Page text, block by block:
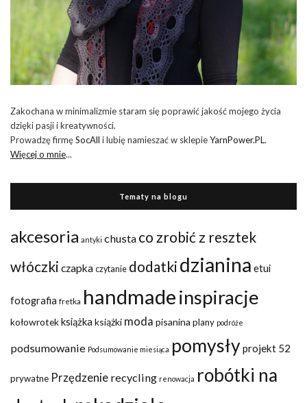
Zakochana w minimalizmie staram się poprawić jakość mojego życia
dzięki pasji i kreatywności.
Prowadzę firmęSocAll i lubię namieszać w sklepieYarnPower.PL.
Więcej o mnie...
Tematy na blogu
akcesoria antyki chusta co zrobić z resztek
włóczki czapka czytanie dodatki dzianina etui
fotografia fretka handmadeinspiracje
kołowrotekksiążka książki moda pisanina plany podróże
podsumowanie Podsumowanie miesiąca pomysłyprojekt 52
prywatne Przędzenie recycling renowacja robótki na